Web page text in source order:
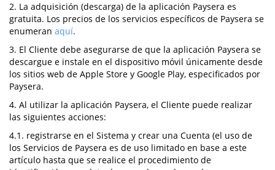
2. La adquisición (descarga) de la aplicación Paysera es
gratuita. Los precios de los servicios específicos de Paysera se
enumeran aquí.
3. El Cliente debe asegurarse de que la aplicación Paysera se
descargue e instale en el dispositivo móvil únicamente desde
los sitios web de Apple Store y Google Play, especificados por
Paysera.
4. Al utilizar la aplicación Paysera, el Cliente puede realizar
las siguientes acciones:
4.1. registrarse en el Sistema y crear una Cuenta (el uso de
los Servicios de Paysera es de uso limitado en base a este
artículo hasta que se realice el procedimiento de